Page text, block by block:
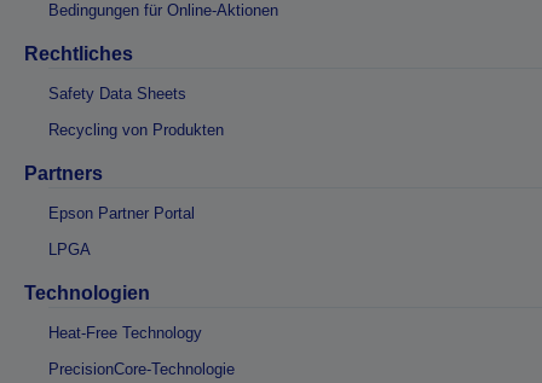
Bedingungen für Online-Aktionen
Rechtliches
Safety Data Sheets
Recycling von Produkten
Partners
Epson Partner Portal
LPGA
Technologien
Heat-Free Technology
PrecisionCore-Technologie